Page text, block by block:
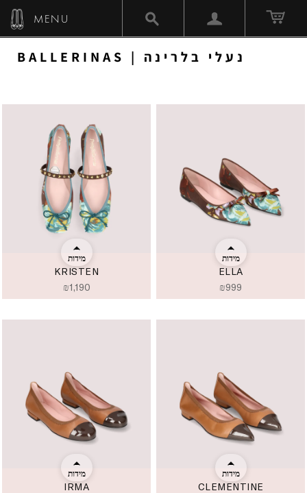
MENU
BALLERINAS | נעלי בלרינה
KRISTEN
₪1,190
מידות
ELLA
₪999
מידות
IRMA
מידות
CLEMENTINE
מידות